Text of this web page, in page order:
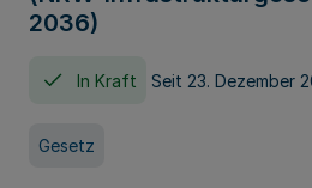
2036)
In Kraft Seit 23. Dezember
Gesetz